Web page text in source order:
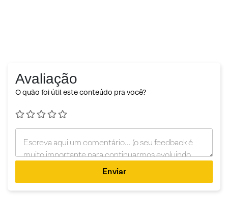
Avaliação
O quão foi útil este conteúdo pra você?
Enviar